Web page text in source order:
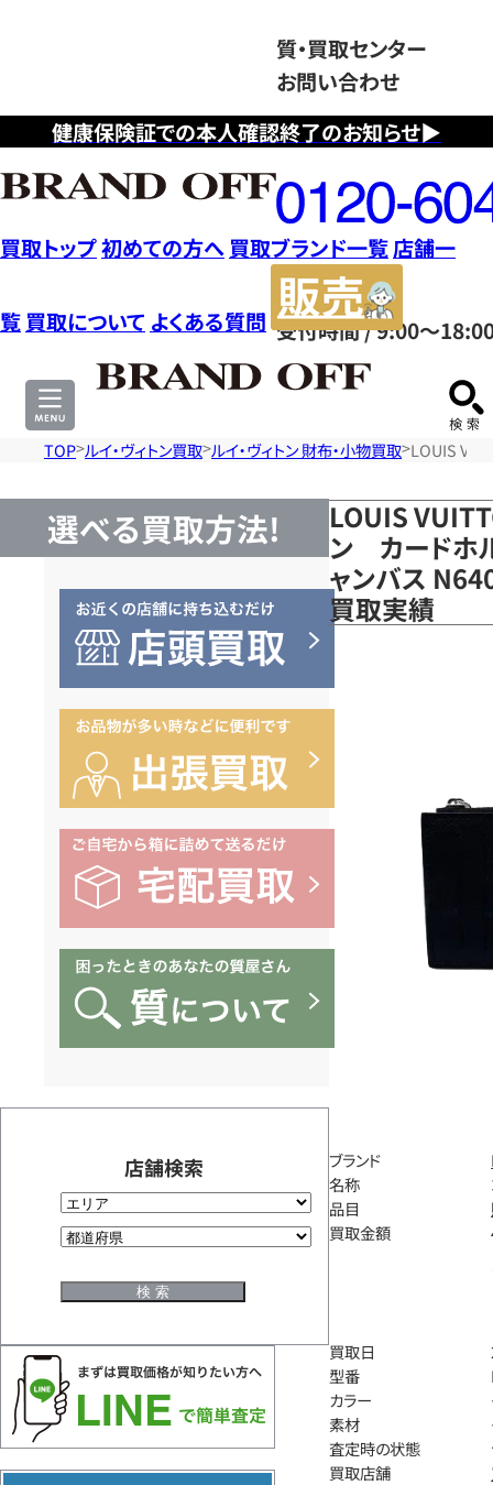
健康保険証での本人確認終了のお知らせ▶
質・買取センター
お問い合わせ
フ
リ
ー
ダ
イ
ヤ
ル
0120604117
受付時間 / 9:00～
買取トップ初めての方へ 買取ブランド一覧店舗一
覧 買取について よくある質問
サ
TOP ルイ・ヴィトン買取 ルイ・ヴィトン 財布・小物買取 LOUIS
選べる買取方法!
店舗検索
LOUIS
ン カードホ
ャンバス
買取実績
ブランド
名称
品目
買取金額
買取日
型番
カラー
素材
査定時の状態
買取店舗